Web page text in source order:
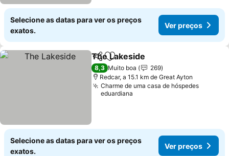
Selecione as datas para ver os preços
exatos.
Ver preços
PartilharAdicionar aos favoritos
The Lakeside
8,3 Muito boa
269
Redcar, a 15.1 km de Great Ayton
Charme de uma casa de hóspedes
eduardiana
Selecione as datas para ver os preços
exatos.
Ver preços